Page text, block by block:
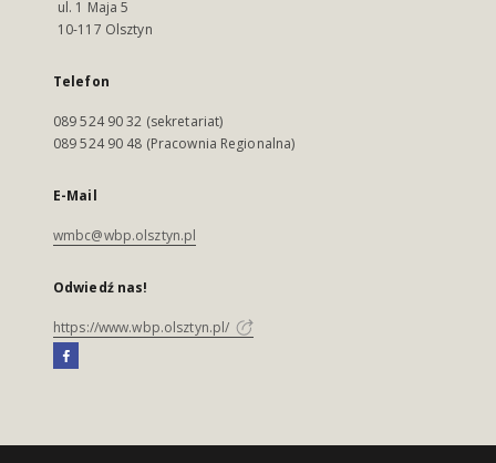
ul. 1 Maja 5
10-117 Olsztyn
Telefon
089 524 90 32 (sekretariat)
089 524 90 48 (Pracownia Regionalna)
E-Mail
wmbc@wbp.olsztyn.pl
Odwiedź nas!
https://www.wbp.olsztyn.pl/